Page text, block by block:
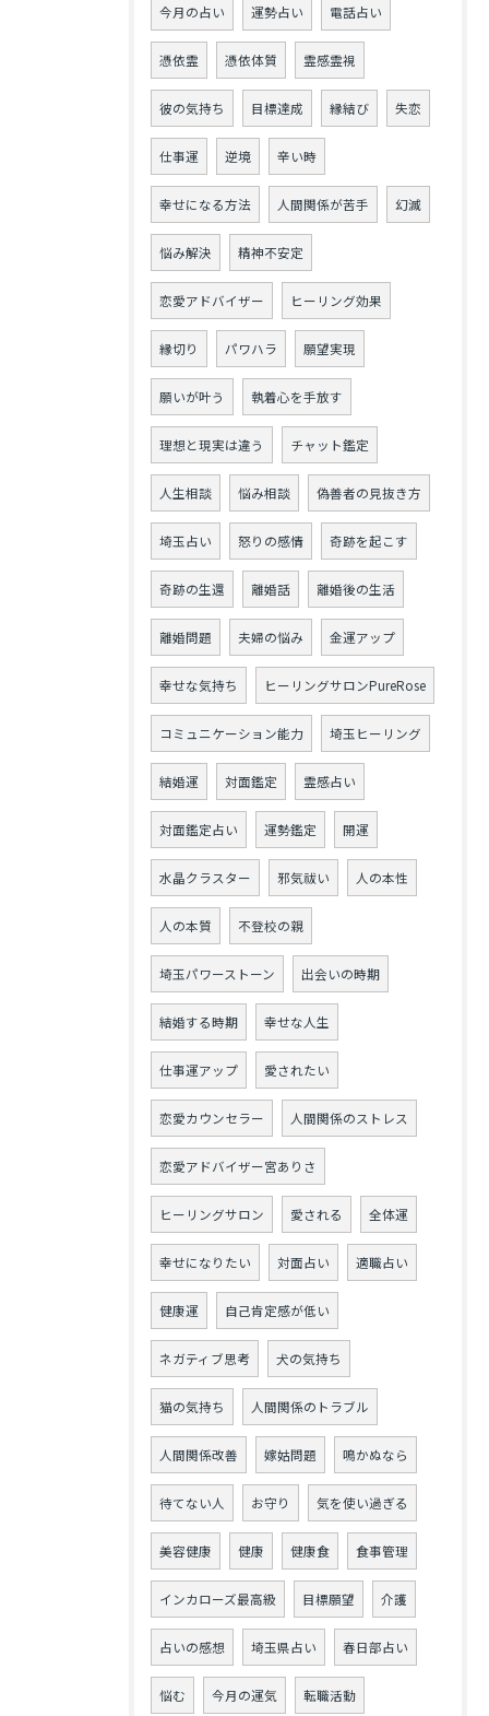
今月の占い 運勢占い 電話占い
憑依霊 憑依体質 霊感霊視
彼の気持ち 目標達成 縁結び 失恋
仕事運 逆境 辛い時
幸せになる方法 人間関係が苦手 幻滅
悩み解決 精神不安定
恋愛アドバイザー ヒーリング効果
縁切り パワハラ 願望実現
願いが叶う 執着心を手放す
理想と現実は違う チャット鑑定
人生相談 悩み相談 偽善者の見抜き方
埼玉占い 怒りの感情 奇跡を起こす
奇跡の生還 離婚話 離婚後の生活
離婚問題 夫婦の悩み 金運アップ
幸せな気持ち ヒーリングサロンPureRose
コミュニケーション能力 埼玉ヒーリング
結婚運 対面鑑定 霊感占い
対面鑑定占い 運勢鑑定 開運
水晶クラスター 邪気祓い 人の本性
人の本質 不登校の親
埼玉パワーストーン 出会いの時期
結婚する時期 幸せな人生
仕事運アップ 愛されたい
恋愛カウンセラー 人間関係のストレス
恋愛アドバイザー宮ありさ
ヒーリングサロン 愛される 全体運
幸せになりたい 対面占い 適職占い
健康運 自己肯定感が低い
ネガティブ思考 犬の気持ち
猫の気持ち 人間関係のトラブル
人間関係改善 嫁姑問題 鳴かぬなら
待てない人 お守り 気を使い過ぎる
美容健康 健康 健康食 食事管理
インカローズ最高級 目標願望 介護
占いの感想 埼玉県占い 春日部占い
悩む 今月の運気 転職活動